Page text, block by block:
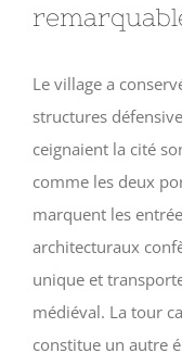
Le village a
structures
ceignaient la cité
comme les deux
marquent les
architecturaux
unique et
médiéval. La tour
constitue un autre